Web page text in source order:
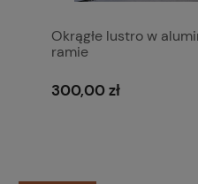
Okrągłe lustro w
ramie
300,00 zł